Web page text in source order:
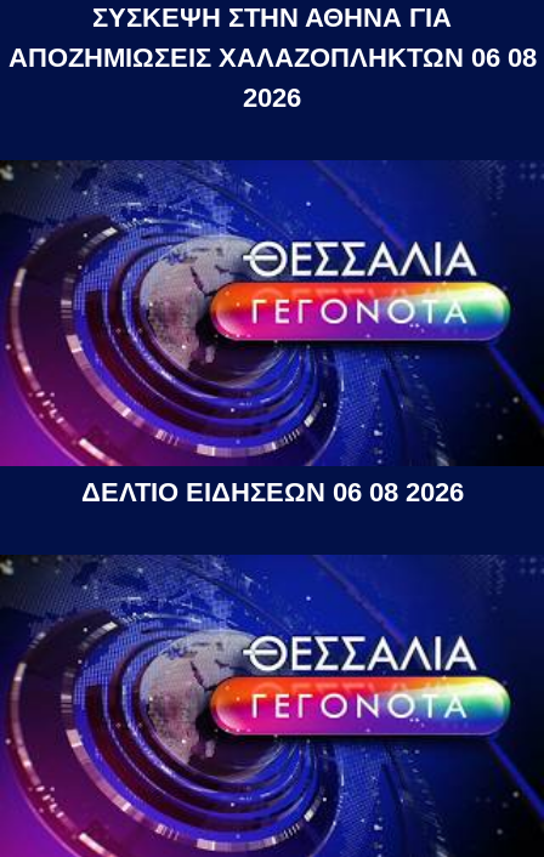
ΣΥΣΚΕΨΗ ΣΤΗΝ ΑΘΗΝΑ ΓΙΑ
ΑΠΟΖΗΜΙΩΣΕΙΣ ΧΑΛΑΖΟΠΛΗΚΤΩΝ 06 08
2026
ΔΕΛΤΙΟ ΕΙΔΗΣΕΩΝ 06 08 2026